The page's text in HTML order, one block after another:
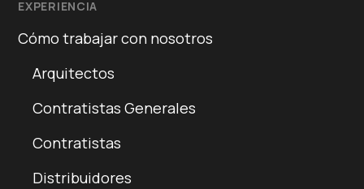
EXPERIENCIA
Cómo trabajar con nosotros
Arquitectos
Contratistas Generales
Contratistas
Distribuidores